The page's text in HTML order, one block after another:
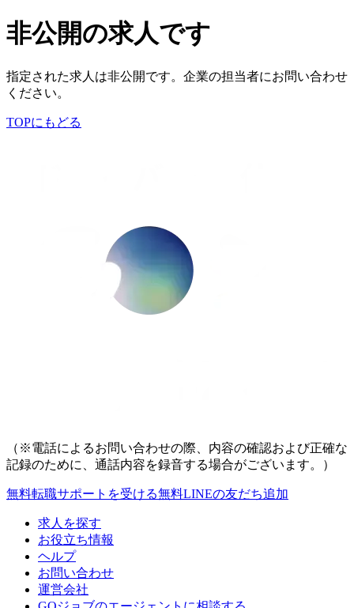
非公開の求人です
指定された求人は非公開です。企業の担当者にお問い合わせ
ください。
TOPにもどる
（※電話によるお問い合わせの際、内容の確認および正確な
記録のために、通話内容を録音する場合がございます。）
無料転職サポートを受ける無料LINEの友だち追加
求人を探す
お役立ち情報
ヘルプ
お問い合わせ
運営会社